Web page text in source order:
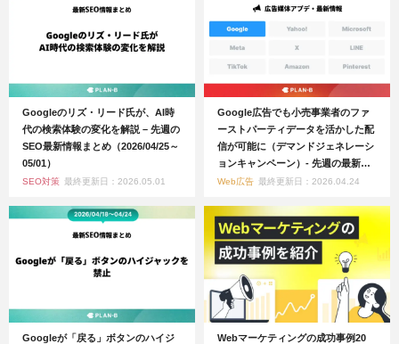
Googleのリズ・リード氏が、AI時
代の検索体験の変化を解説 – 先週の
SEO最新情報まとめ（2026/04/25～
05/01）
SEO対策 最終更新日：2026.05.01
Google広告でも小売事業者のファ
ーストパーティデータを活かした配
信が可能に（デマンドジェネレーシ
ョンキャンペーン）- 先週の最新
Web広告情報まとめ（2026/04/18～
Web広告 最終更新日：2026.04.24
Googleが「戻る」ボタンのハイジ
Webマーケティングの成功事例20